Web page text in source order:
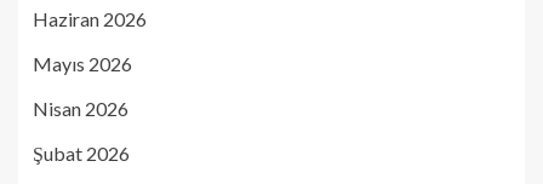
Haziran 2026
Mayıs 2026
Nisan 2026
Şubat 2026